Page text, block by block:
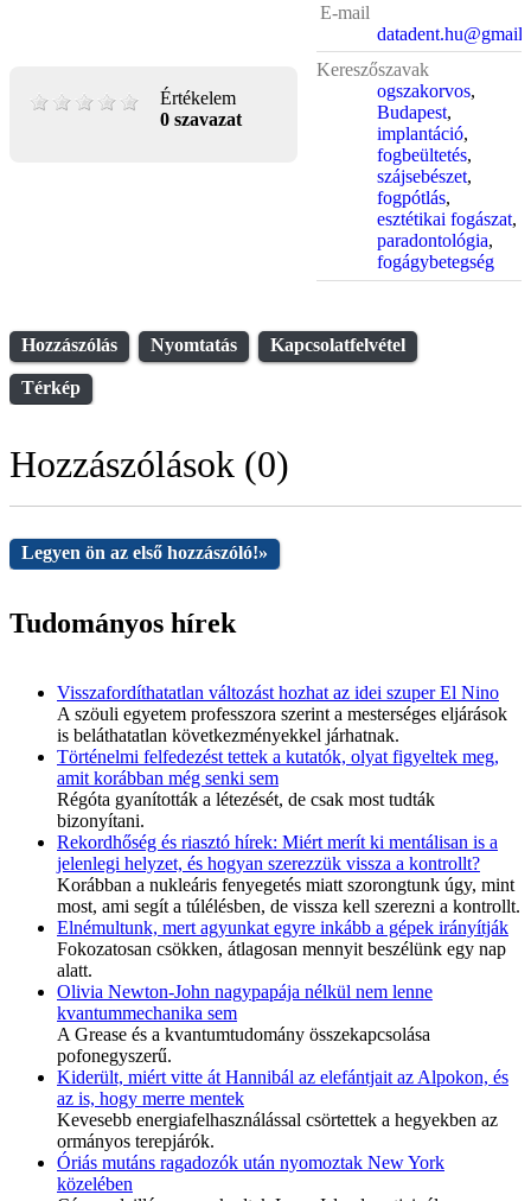
Értékelem
0 szavazat
E-mail
Kereszőszavak
ogszakorvos,
Budapest,
implantáció,
fogbeültetés,
szájsebészet,
fogpótlás,
esztétikai fogászat,
paradontológia,
fogágybetegség
Hozzászólás Nyomtatás Kapcsolatfelvétel
Térkép
Hozzászólások (0)
Legyen ön az első hozzászóló!»
Tudományos hírek
Visszafordíthatatlan változást hozhat az idei szuper El Nino
A szöuli egyetem professzora szerint a mesterséges eljárások
is beláthatatlan következményekkel járhatnak.
Történelmi felfedezést tettek a kutatók, olyat figyeltek meg,
amit korábban még senki sem
Régóta gyanították a létezését, de csak most tudták
bizonyítani.
Rekordhőség és riasztó hírek: Miért merít ki mentálisan is a
jelenlegi helyzet, és hogyan szerezzük vissza a kontrollt?
Korábban a nukleáris fenyegetés miatt szorongtunk úgy, mint
most, ami segít a túlélésben, de vissza kell szerezni a kontrollt.
Elnémultunk, mert agyunkat egyre inkább a gépek irányítják
Fokozatosan csökken, átlagosan mennyit beszélünk egy nap
alatt.
Olivia Newton-John nagypapája nélkül nem lenne
kvantummechanika sem
A Grease és a kvantumtudomány összekapcsolása
pofonegyszerű.
Kiderült, miért vitte át Hannibál az elefántjait az Alpokon, és
az is, hogy merre mentek
Kevesebb energiafelhasználással csörtettek a hegyekben az
ormányos terepjárók.
Óriás mutáns ragadozók után nyomoztak New York
közelében